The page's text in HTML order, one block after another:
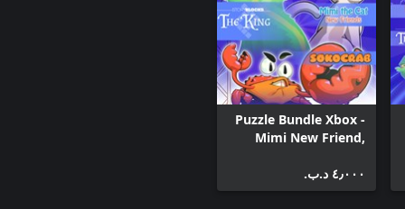
Puzzle Bundle Xbox -
Mimi New Friend,
StoryBlocks
٤٫٠٠٠ د.ب.‏